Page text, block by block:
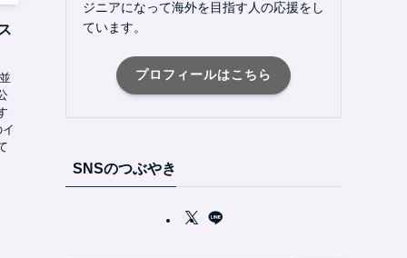
ジニアになって海外を目指す人の応援をし
ています。
プロフィールはこちら
SNSのつぶやき